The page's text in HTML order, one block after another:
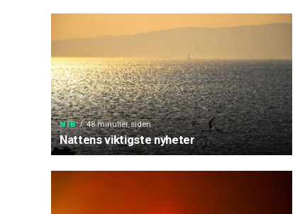
NTB 48 minutter siden
Nattens viktigste nyheter